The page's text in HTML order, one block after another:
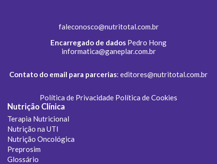
faleconosco@nutritotal.com.br
Encarregado de dados Pedro Hong
informatica@ganeplar.com.br
Contato do email para parcerias: editores@nutritotal.com.br
Política de Privacidade Política de Cookies
Nutrição Clínica
Terapia Nutricional
Nutrição na UTI
Nutrição Oncológica
Preprosim
Glossário